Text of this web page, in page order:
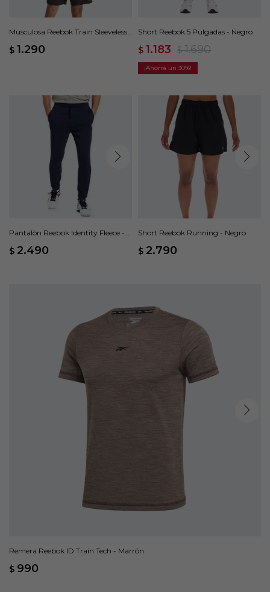
Musculosa Reebok Train Sleeveless
$ 1.290
Short Reebok 5 Pulgadas - Negro
$ 1.183 $ 1.690
30
Pantalòn Reebok Identity Fleece -
$ 2.490
Short Reebok Running - Negro
$ 2.790
Remera Reebok ID Train Tech - Marrón
$ 990